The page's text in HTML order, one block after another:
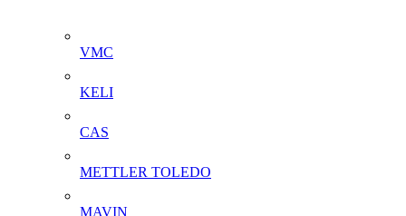
VMC
KELI
CAS
METTLER TOLEDO
MAVIN